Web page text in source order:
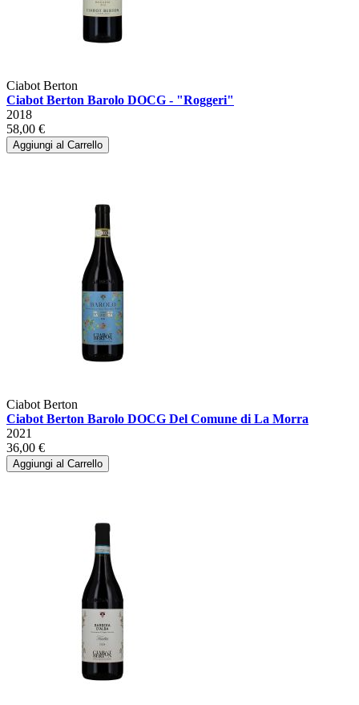
Ciabot Berton
Ciabot Berton Barolo DOCG - "Roggeri"
2018
58,00 €
Aggiungi al Carrello
Ciabot Berton
Ciabot Berton Barolo DOCG Del Comune di La Morra
2021
36,00 €
Aggiungi al Carrello